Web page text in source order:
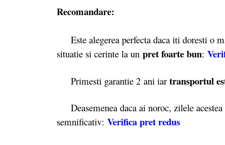
Recomandare:
Este alegerea perfecta daca iti doresti o
situatie si cerinte la un pret foarte bun:
Primesti garantie 2 ani iar transportul
Deasemenea daca ai noroc, zilele
semnificativ: Verifica pret redus